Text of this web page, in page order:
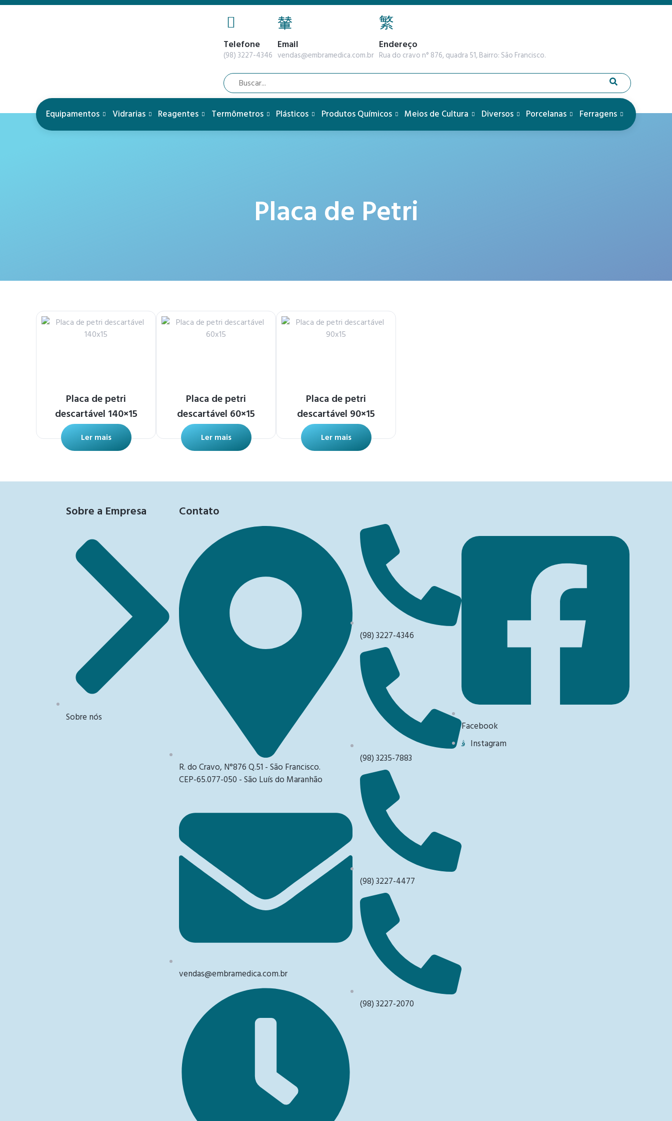
Telefone
(98) 3227-4346
Email
vendas@embramedica.com.br
Endereço
Rua do cravo n° 876, quadra 51, Bairro: São Francisco.
Equipamentos Vidrarias Reagentes Termômetros Plásticos Produtos Químicos Meios de Cultura Diversos Porcelanas Ferragens
Placa de Petri
Placa de petri
descartável 140×15
Ler mais
Placa de petri
descartável 60×15
Ler mais
Placa de petri
descartável 90×15
Ler mais
Sobre a Empresa
Sobre nós
Contato
R. do Cravo, N°876 Q.51 - São Francisco.
CEP-65.077-050 - São Luís do Maranhão
vendas@embramedica.com.br
(98) 3227-4346
(98) 3235-7883
(98) 3227-4477
(98) 3227-2070
Facebook
Instagram